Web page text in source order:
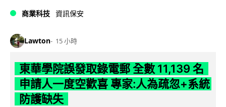
商業科技 資訊保安
Lawton 15 小時
東華學院誤發取錄電郵 全數 11,139 名
申請人一度空歡喜 專家:人為疏忽+系統
防護缺失